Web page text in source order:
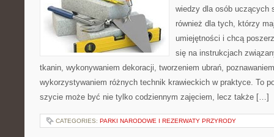
wiedzy dla osób uczących
również dla tych, którzy
umiejętności i chcą
się na instrukcjach
tkanin, wykonywaniem dekoracji, tworzeniem ubrań,
wykorzystywaniem różnych technik krawieckich w praktyce. To
szycie może być nie tylko codziennym zajęciem, lecz także […]
CATEGORIES: PARKI NARODOWE I REZERWATY PRZYRODY